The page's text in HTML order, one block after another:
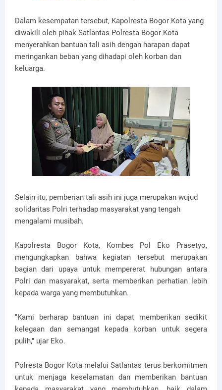
Dalam kesempatan tersebut, Kapolresta Bogor Kota yang
diwakili oleh pihak Satlantas Polresta Bogor Kota
menyerahkan bantuan tali asih dengan harapan dapat
meringankan beban yang dihadapi oleh korban dan
keluarga.
Selain itu, pemberian tali asih ini juga merupakan wujud
solidaritas Polri terhadap masyarakat yang tengah
mengalami musibah.
Kapolresta Bogor Kota, Kombes Pol Eko Prasetyo,
mengungkapkan bahwa kegiatan tersebut merupakan
bagian dari upaya untuk mempererat hubungan antara
Polri dan masyarakat, serta memberikan perhatian lebih
kepada warga yang membutuhkan.
"Kami berharap bantuan ini dapat memberikan sedikit
kelegaan dan semangat kepada korban untuk segera
pulih," ujar Eko.
Polresta Bogor Kota melalui Satlantas terus berkomitmen
untuk menjaga keselamatan dan memberikan bantuan